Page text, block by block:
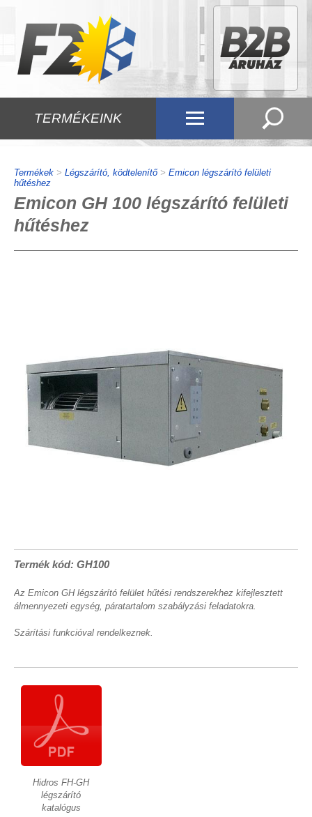
TERMÉKEINK
Termékek > Légszárító, ködtelenítő> Emicon légszárító felületi
hűtéshez
Emicon GH 100 légszárító felületi
hűtéshez
Termék kód: GH100
Az Emicon GH légszárító felület hűtési rendszerekhez kifejlesztett
álmennyezeti egység, páratartalom szabályzási feladatokra.
Szárítási funkcióval rendelkeznek.
Hidros FH-GH
légszárító
katalógus